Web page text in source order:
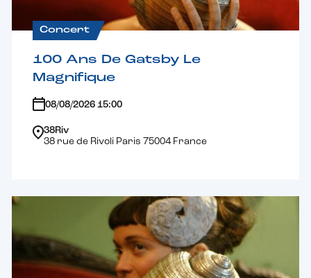
Concert
100 Ans De Gatsby Le
Magnifique
08/08/2026 15:00
38Riv
38 rue de Rivoli Paris 75004 France